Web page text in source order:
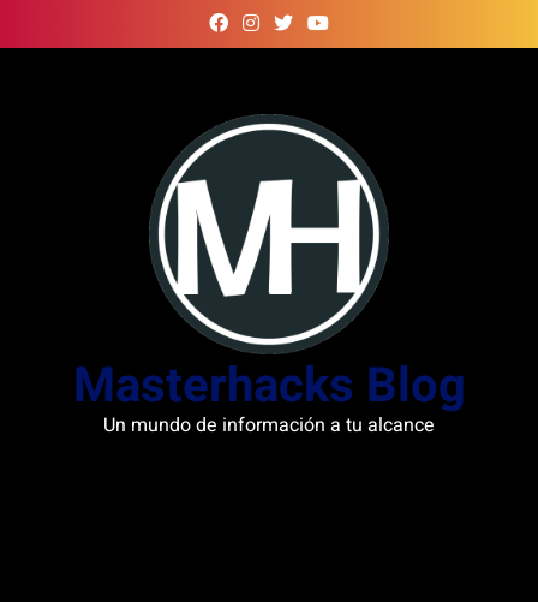
to
Masterhacks Blog
Un mundo de información a tu alcance